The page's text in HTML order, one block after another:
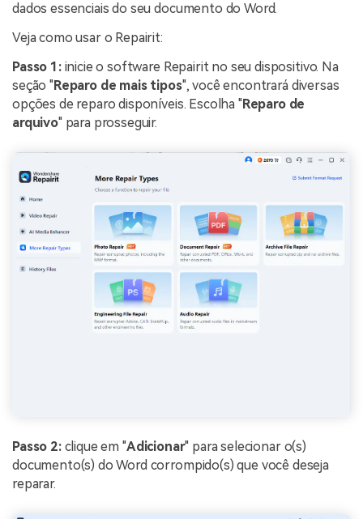
dados essenciais do seu documento do Word.
Veja como usar o Repairit:
Passo 1:inicie o software Repairit no seu dispositivo. Na
seção "Reparo de mais tipos", você encontrará diversas
opções de reparo disponíveis. Escolha "Reparo de
arquivo" para prosseguir.
Passo 2:clique em "Adicionar" para selecionar o(s)
documento(s) do Word corrompido(s) que você deseja
reparar.